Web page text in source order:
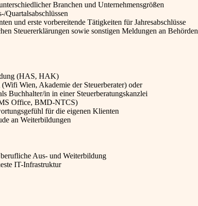
Branchen und Unternehmensgrößen
Quartalsabschlüssen
und erste vorbereitende Tätigkeiten für Jahresabschlüsse
Steuererklärungen sowie sonstigen Meldungen an Behörden
(HAS, HAK)
Wien, Akademie der Steuerberater) oder
Buchhalter/in in einer Steuerberatungskanzlei
Office, BMD-NTCS)
für die eigenen Klienten
an Weiterbildungen
Aus- und Weiterbildung
IT-Infrastruktur